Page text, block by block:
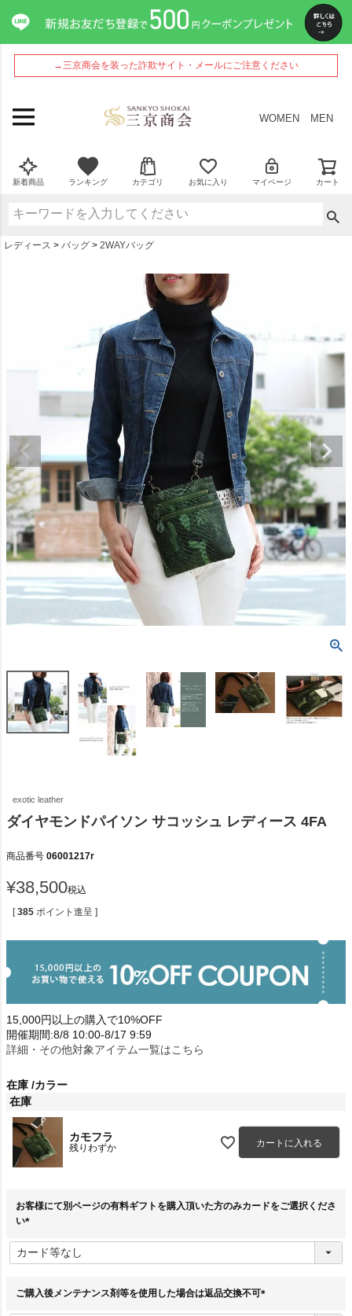
→三京商会を装った詐欺サイト・メールにご注意ください
WOMEN MEN
新着商品 ランキング カテゴリ お気に入り マイページ カート
レディース バッグ 2WAYバッグ
exotic leather
ダイヤモンドパイソン サコッシュ レディース 4FA
商品番号 06001217r
¥38,500税込
[ 385 ポイント進呈 ]
15,000円以上の購入で10%OFF
開催期間:8/8 10:00-8/17 9:59
詳細・その他対象アイテム一覧はこちら
在庫 カラー
在庫
カモフラ
残りわずか カートに入れる
お客様にて別ページの有料ギフトを購入頂いた方のみカードをご選択くださ
い
必
須
ご購入後メンテナンス剤等を使用した場合は返品交換不可
ペー
ジト
ップ
へ